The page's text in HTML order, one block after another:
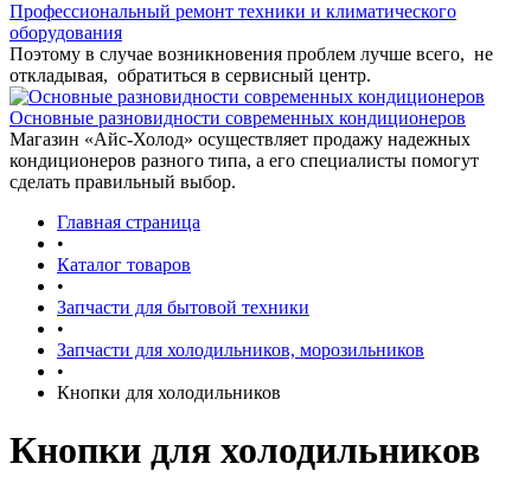
Профессиональный ремонт техники и климатического
оборудования
Поэтому в случае возникновения проблем лучше всего, не
откладывая, обратиться в сервисный центр.
Основные разновидности современных кондиционеров
Магазин «Айс-Холод» осуществляет продажу надежных
кондиционеров разного типа, а его специалисты помогут
сделать правильный выбор.
Главная страница
•
Каталог товаров
•
Запчасти для бытовой техники
•
Запчасти для холодильников, морозильников
•
Кнопки для холодильников
Кнопки для холодильников